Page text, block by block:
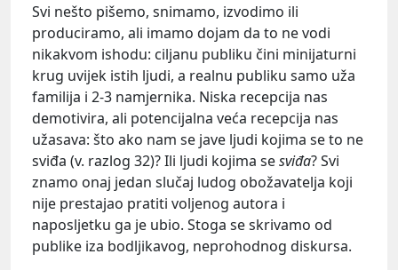
Svi nešto pišemo, snimamo, izvodimo ili
produciramo, ali imamo dojam da to ne vodi
nikakvom ishodu: ciljanu publiku čini minijaturni
krug uvijek istih ljudi, a realnu publiku samo uža
familija i 2-3 namjernika. Niska recepcija nas
demotivira, ali potencijalna veća recepcija nas
užasava: što ako nam se jave ljudi kojima se to ne
sviđa (v. razlog 32)? Ili ljudi kojima sesviđa? Svi
znamo onaj jedan slučaj ludog obožavatelja koji
nije prestajao pratiti voljenog autora i
naposljetku ga je ubio. Stoga se skrivamo od
publike iza bodljikavog, neprohodnog diskursa.